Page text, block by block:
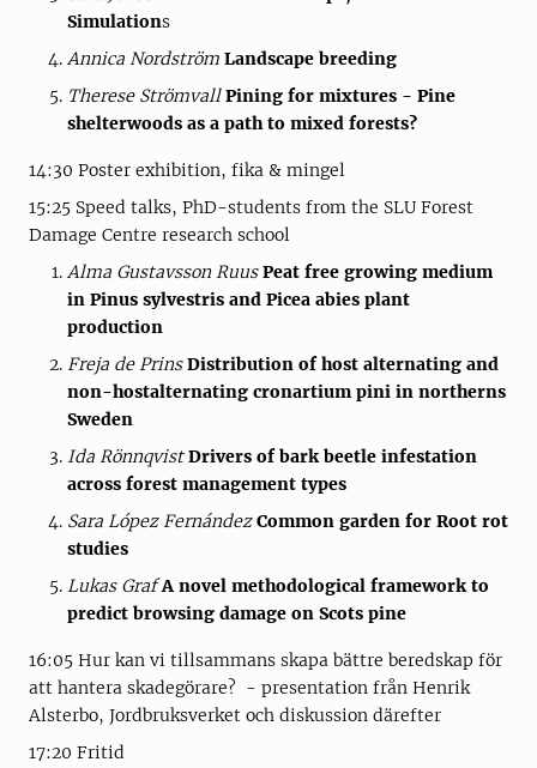
Simulations
Annica Nordström Landscape breeding
Therese StrömvallPining for mixtures - Pine
shelterwoods as a path to mixed forests?
14:30 Poster exhibition, fika & mingel
15:25 Speed talks, PhD-students from the SLU Forest
Damage Centre research school
Alma Gustavsson Ruus Peat free growing medium
in Pinus sylvestris and Picea abies plant
production
Freja de Prins Distribution of host alternating and
non-hostalternating cronartium pini in northerns
Sweden
Ida Rönnqvist Drivers of bark beetle infestation
across forest management types
Sara López FernándezCommon garden for Root rot
studies
Lukas Graf A novel methodological framework to
predict browsing damage on Scots pine
16:05 Hur kan vi tillsammans skapa bättre beredskap för
att hantera skadegörare? - presentation från Henrik
Alsterbo, Jordbruksverket och diskussion därefter
17:20 Fritid